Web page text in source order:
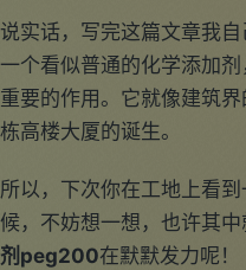
说实话，写完这篇文章我
一个看似普通的化学添加
重要的作用。它就像建筑
栋高楼大厦的诞生。
所以，下次你在工地上看
候，不妨想一想，也许其
剂peg200在默默发力呢！